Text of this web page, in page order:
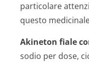
particolare
questo
Akineton fiale
sodio per dose,